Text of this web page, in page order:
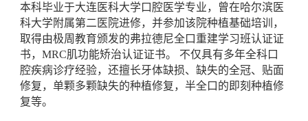
本科毕业于大连医科大学口腔医学专业，曾在哈尔滨医
科大学附属第二医院进修，并参加该院种植基础培训，
取得由极周教育颁发的弗拉德尼全口重建学习班认证证
书，MRC肌功能矫治认证证书。 不仅具有多年全科口
腔疾病诊疗经验，还擅长牙体缺损、缺失的全冠、贴面
修复，单颗多颗缺失的种植修复，半全口的即刻种植修
复等。